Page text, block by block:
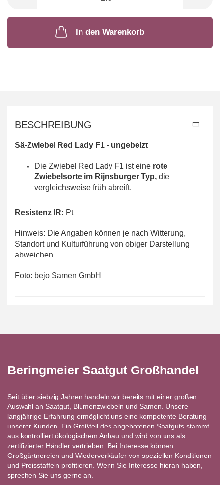
In den Warenkorb
BESCHREIBUNG
Sä-Zwiebel Red Lady F1 - ungebeizt
Die Zwiebel Red Lady F1 ist eine rote
Zwiebelsorte im Rijnsburger Typ, die
vergleichsweise früh abreift.
Resistenz IR: Pt
Hinweis: Die Angaben können je nach Witterung,
Standort und Kulturführung von obiger Darstellung
abweichen.
Foto: bejo Samen GmbH
Beringmeier Saatgut Großhandel
Seit über siebzig Jahren handeln wir bereits mit einer großen
Auswahl an Saatgut, Blumenzwiebeln und Samen. Unsere
langjährige Erfahrung ermöglicht uns eine kompetente Beratung
unserer Kunden. Ein Großteil des angebotenen Saatguts stammt
aus kontrolliert ökologischem Anbau und wird von uns als
zertifizierter Händler vertrieben. Bei Interesse können
Großgärtnereien und Wiederverkäufer von speziellen Konditionen
und Preisstaffeln profitieren. Wenn Sie Interesse hieran haben,
sprechen Sie uns gerne an.